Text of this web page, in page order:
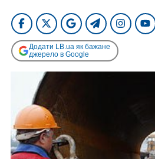
Додати LB.ua як бажане
джерело в Google